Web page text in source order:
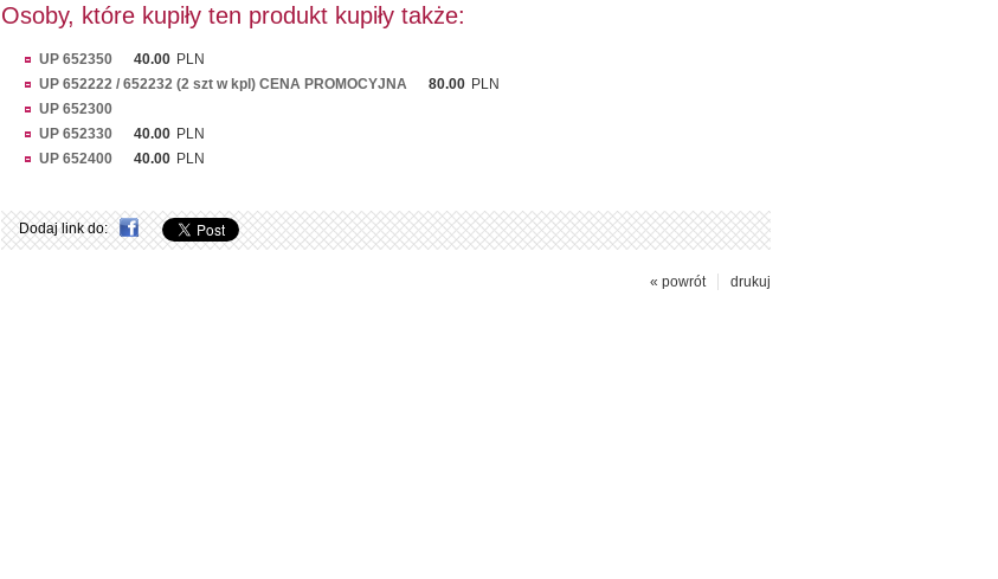
Osoby, które kupiły ten produkt kupiły także:
UP 652350 40.00 PLN
UP 652222 / 652232 (2 szt w kpl) CENA PROMOCYJNA
80.00 PLN
UP 652300
UP 652330
40.00 PLN
UP 652400
40.00 PLN
Dodaj link do:
drukuj
« powrót